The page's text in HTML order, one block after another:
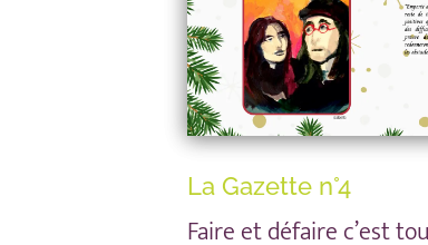
La Gazette n°4
Faire et défaire c’est